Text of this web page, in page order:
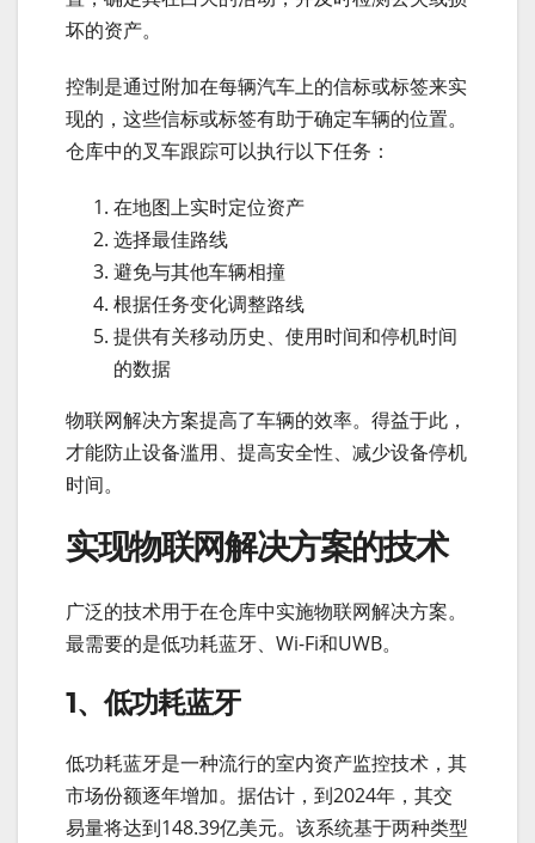
坏的资产。
控制是通过附加在每辆汽车上的信标或标签来实
现的，这些信标或标签有助于确定车辆的位置。
仓库中的叉车跟踪可以执行以下任务：
在地图上实时定位资产
选择最佳路线
避免与其他车辆相撞
根据任务变化调整路线
提供有关移动历史、使用时间和停机时间
的数据
物联网解决方案提高了车辆的效率。得益于此，
才能防止设备滥用、提高安全性、减少设备停机
时间。
实现物联网解决方案的技术
广泛的技术用于在仓库中实施物联网解决方案。
最需要的是低功耗蓝牙、Wi-Fi和UWB。
1、低功耗蓝牙
低功耗蓝牙是一种流行的室内资产监控技术，其
市场份额逐年增加。据估计，到2024年，其交
易量将达到148.39亿美元。该系统基于两种类型